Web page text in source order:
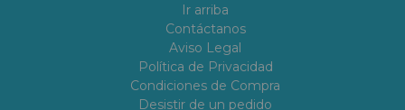
Ir arriba
Contáctanos
Aviso Legal
Política de Privacidad
Condiciones de Compra
Desistir de un pedido